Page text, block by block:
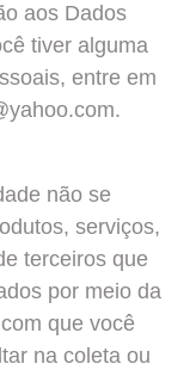
aos Dados
tiver alguma
entre em
.
não se
serviços,
terceiros que
por meio da
que você
na coleta ou